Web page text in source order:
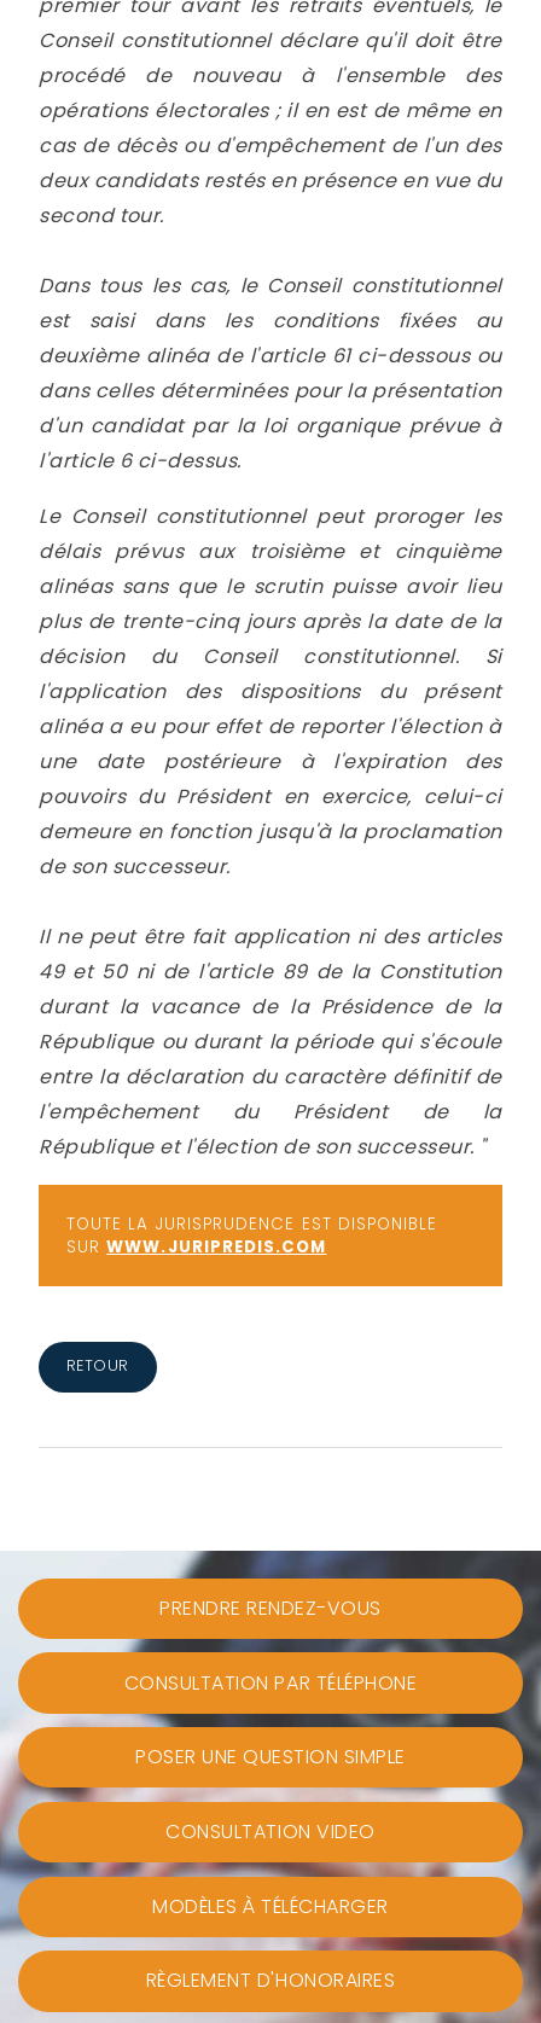
Conseil constitutionnel déclare qu'il doit être
procédé de nouveau à l'ensemble des
opérations électorales ; il en est de même en
cas de décès ou d'empêchement de l'un des
deux candidats restés en présence en vue du
second tour.
Dans tous les cas, le Conseil constitutionnel
est saisi dans les conditions fixées au
deuxième alinéa de l'article 61 ci-dessous ou
dans celles déterminées pour la présentation
d'un candidat par la loi organique prévue à
l'article 6 ci-dessus.
Le Conseil constitutionnel peut proroger les
délais prévus aux troisième et cinquième
alinéas sans que le scrutin puisse avoir lieu
plus de trente-cinq jours après la date de la
décision du Conseil constitutionnel. Si
l'application des dispositions du présent
alinéa a eu pour effet de reporter l'élection à
une date postérieure à l'expiration des
pouvoirs du Président en exercice, celui-ci
demeure en fonction jusqu'à la proclamation
de son successeur.
Il ne peut être fait application ni des articles
49 et 50 ni de l'article 89 de la Constitution
durant la vacance de la Présidence de la
République ou durant la période qui s'écoule
entre la déclaration du caractère définitif de
l'empêchement du Président de la
République et l'élection de son successeur. "
TOUTE LA JURISPRUDENCE EST DISPONIBLE
SURWWW.JURIPREDIS.COM
RETOUR
PRENDRE RENDEZ-VOUS
CONSULTATION PAR TÉLÉPHONE
POSER UNE QUESTION SIMPLE
CONSULTATION VIDEO
MODÈLES À TÉLÉCHARGER
RÈGLEMENT D'HONORAIRES